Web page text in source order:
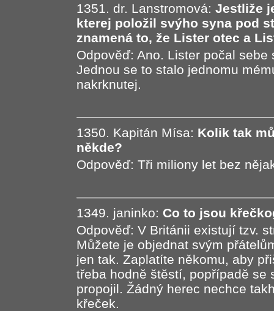
1351. dr. Lanstromová: Jestliže
kterej položil svýho syna pod
znamená to, že Lister otec a
Odpověď: Ano. Lister počal
Jednou se to stalo jednomu
nakrknutej.
1350. Kapitán Mísa: Kolik tak
někde?
Odpověď: Tři miliony let bez
1349. janinko: Co to jsou
Odpověď: V Británii existují tzv.
Můžete je objednat svým
jen tak. Zaplatíte někomu, aby
třeba hodně štěstí, popřípadě se
propojil. Žádný herec nechce
křeček.